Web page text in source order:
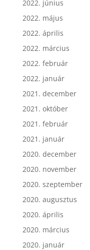
2022. június
2022. május
2022. április
2022. március
2022. február
2022. január
2021. december
2021. október
2021. február
2021. január
2020. december
2020. november
2020. szeptember
2020. augusztus
2020. április
2020. március
2020. január